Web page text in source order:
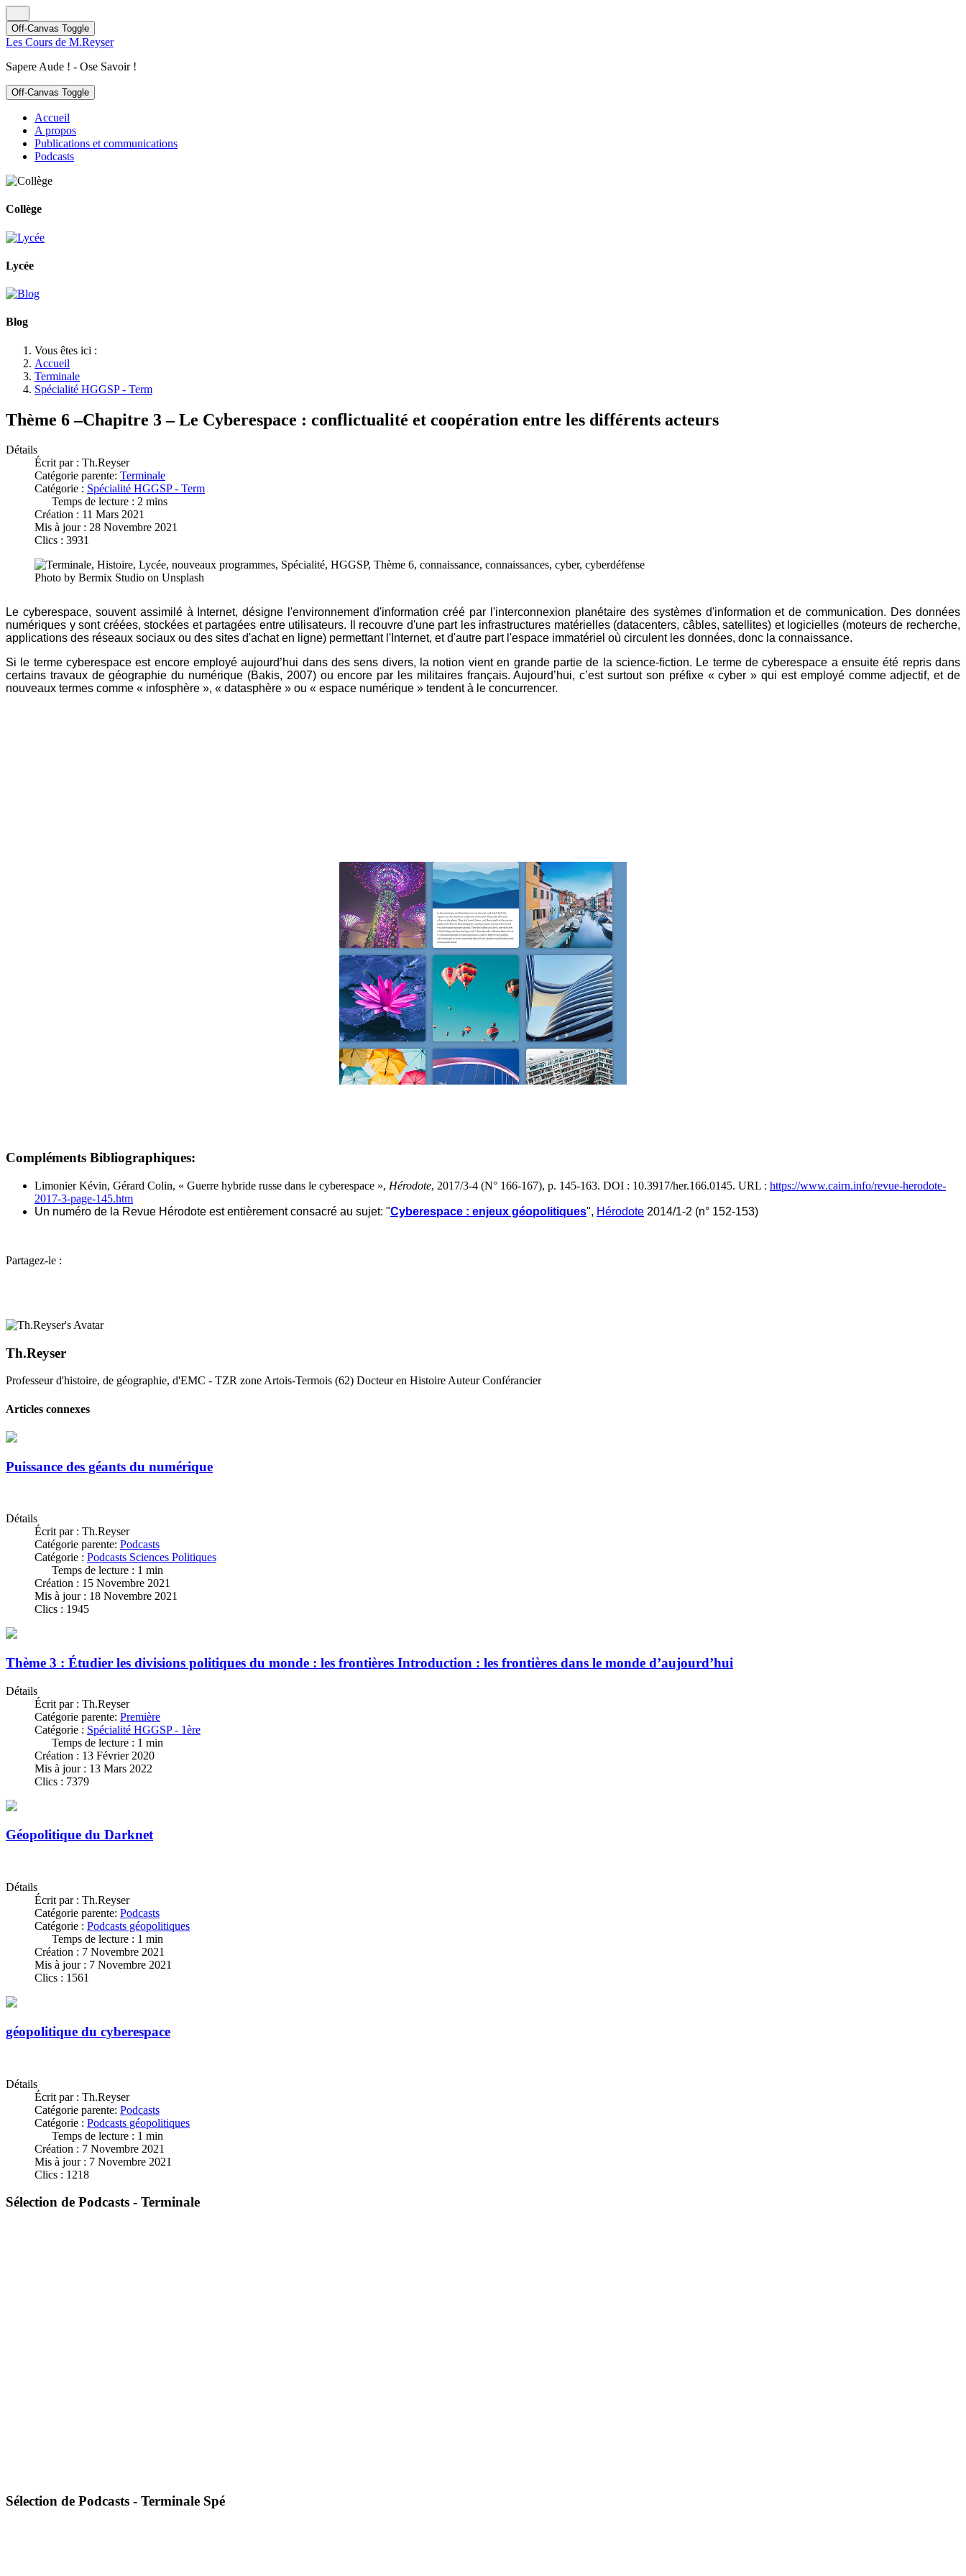
Off-Canvas Toggle
Les Cours de M.Reyser
Sapere Aude ! - Ose Savoir !
Off-Canvas Toggle
Accueil
A propos
Publications et communications
Podcasts
Collège
Lycée
Blog
Vous êtes ici :
Accueil
Terminale
Spécialité HGGSP - Term
Thème 6 –Chapitre 3 – Le Cyberespace : conflictualité et coopération entre les différents acteurs
Détails
Écrit par : Th.Reyser
Catégorie parente: Terminale
Catégorie : Spécialité HGGSP - Term
Temps de lecture : 2 mins
Création : 11 Mars 2021
Mis à jour : 28 Novembre 2021
Clics : 3931
Photo by Bermix Studio on Unsplash
Le cyberespace, souvent assimilé à Internet, désigne l'environnement d'information créé par l'interconnexion planétaire des systèmes d'information et de communication. Des données
numériques y sont créées, stockées et partagées entre utilisateurs. Il recouvre d'une part les infrastructures matérielles (datacenters, câbles, satellites) et logicielles (moteurs de recherche,
applications des réseaux sociaux ou des sites d'achat en ligne) permettant l'Internet, et d'autre part l'espace immatériel où circulent les données, donc la connaissance.
Si le terme cyberespace est encore employé aujourd’hui dans des sens divers, la notion vient en grande partie de la science-fiction. Le terme de cyberespace a ensuite été repris dans
certains travaux de géographie du numérique (Bakis, 2007) ou encore par les militaires français. Aujourd’hui, c’est surtout son préfixe « cyber » qui est employé comme adjectif, et de
nouveaux termes comme « infosphère », « datasphère » ou « espace numérique » tendent à le concurrencer.
Compléments Bibliographiques:
LimonierKévin, Gérard Colin, « Guerre hybride russe dans le cyberespace », Hérodote, 2017/3-4 (N° 166-167), p. 145-163. DOI : 10.3917/her.166.0145. URL : https://www.cairn.info/revue-herodote-
2017-3-page-145.htm
Un numéro de la Revue Hérodote est entièrement consacré au sujet: "Cyberespace : enjeux géopolitiques", Hérodote 2014/1-2 (n° 152-153)
Partagez-le :
Th.Reyser
Professeur d'histoire, de géographie, d'EMC - TZR zone Artois-Termois (62) Docteur en Histoire Auteur Conférancier
Articles connexes
Puissance des géants du numérique
Détails
Écrit par : Th.Reyser
Catégorie parente: Podcasts
Catégorie : Podcasts Sciences Politiques
Temps de lecture : 1 min
Création : 15 Novembre 2021
Mis à jour : 18 Novembre 2021
Clics : 1945
Thème 3 : Étudier les divisions politiques du monde : les frontières Introduction : les frontières dans le monde d’aujourd’hui
Détails
Écrit par : Th.Reyser
Catégorie parente: Première
Catégorie : Spécialité HGGSP - 1ère
Temps de lecture : 1 min
Création : 13 Février 2020
Mis à jour : 13 Mars 2022
Clics : 7379
Géopolitique du Darknet
Détails
Écrit par : Th.Reyser
Catégorie parente: Podcasts
Catégorie : Podcasts géopolitiques
Temps de lecture : 1 min
Création : 7 Novembre 2021
Mis à jour : 7 Novembre 2021
Clics : 1561
géopolitique du cyberespace
Détails
Écrit par : Th.Reyser
Catégorie parente: Podcasts
Catégorie : Podcasts géopolitiques
Temps de lecture : 1 min
Création : 7 Novembre 2021
Mis à jour : 7 Novembre 2021
Clics : 1218
Sélection de Podcasts - Terminale
Sélection de Podcasts - Terminale Spé